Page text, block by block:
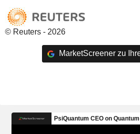
© Reuters - 2026
MarketScreener zu